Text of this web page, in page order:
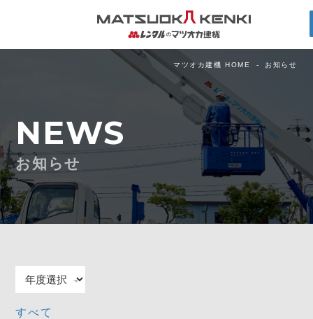
マツオカ建機 HOME お知らせ
NEWS
お知らせ
すべて